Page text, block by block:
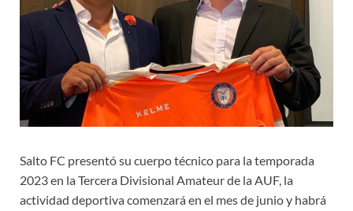
Salto FC presentó su cuerpo técnico para la temporada
2023 en la Tercera Divisional Amateur de la AUF, la
actividad deportiva comenzará en el mes de junio y habrá